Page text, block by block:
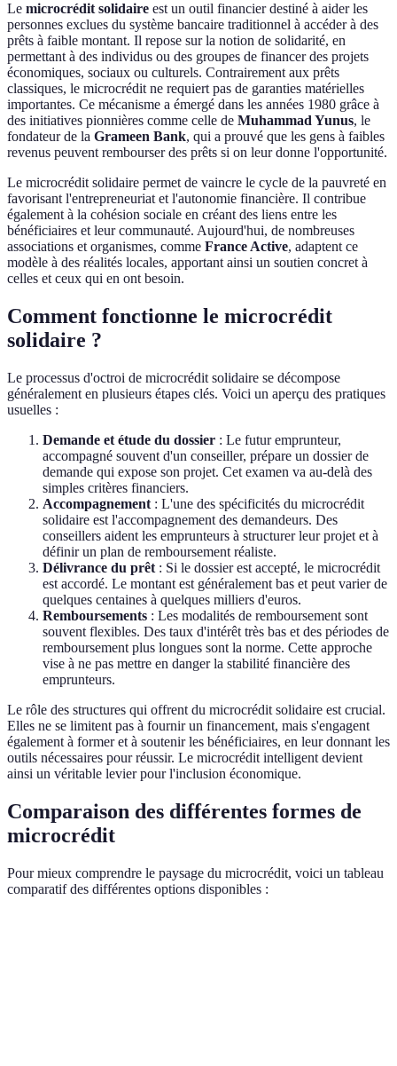
Le microcrédit solidaire est un outil financier destiné à aider les
personnes exclues du système bancaire traditionnel à accéder à des
prêts à faible montant. Il repose sur la notion de solidarité, en
permettant à des individus ou des groupes de financer des projets
économiques, sociaux ou culturels. Contrairement aux prêts
classiques, le microcrédit ne requiert pas de garanties matérielles
importantes. Ce mécanisme a émergé dans les années 1980 grâce à
des initiatives pionnières comme celle de Muhammad Yunus, le
fondateur de la Grameen Bank, qui a prouvé que les gens à faibles
revenus peuvent rembourser des prêts si on leur donne l'opportunité.
Le microcrédit solidaire permet de vaincre le cycle de la pauvreté en
favorisant l'entrepreneuriat et l'autonomie financière. Il contribue
également à la cohésion sociale en créant des liens entre les
bénéficiaires et leur communauté. Aujourd'hui, de nombreuses
associations et organismes, comme France Active, adaptent ce
modèle à des réalités locales, apportant ainsi un soutien concret à
celles et ceux qui en ont besoin.
Comment fonctionne le microcrédit
solidaire ?
Le processus d'octroi de microcrédit solidaire se décompose
généralement en plusieurs étapes clés. Voici un aperçu des pratiques
usuelles :
Demande et étude du dossier : Le futur emprunteur,
accompagné souvent d'un conseiller, prépare un dossier de
demande qui expose son projet. Cet examen va au-delà des
simples critères financiers.
Accompagnement : L'une des spécificités du microcrédit
solidaire est l'accompagnement des demandeurs. Des
conseillers aident les emprunteurs à structurer leur projet et à
définir un plan de remboursement réaliste.
Délivrance du prêt : Si le dossier est accepté, le microcrédit
est accordé. Le montant est généralement bas et peut varier de
quelques centaines à quelques milliers d'euros.
Remboursements : Les modalités de remboursement sont
souvent flexibles. Des taux d'intérêt très bas et des périodes de
remboursement plus longues sont la norme. Cette approche
vise à ne pas mettre en danger la stabilité financière des
emprunteurs.
Le rôle des structures qui offrent du microcrédit solidaire est crucial.
Elles ne se limitent pas à fournir un financement, mais s'engagent
également à former et à soutenir les bénéficiaires, en leur donnant les
outils nécessaires pour réussir. Le microcrédit intelligent devient
ainsi un véritable levier pour l'inclusion économique.
Comparaison des différentes formes de
microcrédit
Pour mieux comprendre le paysage du microcrédit, voici un tableau
comparatif des différentes options disponibles :